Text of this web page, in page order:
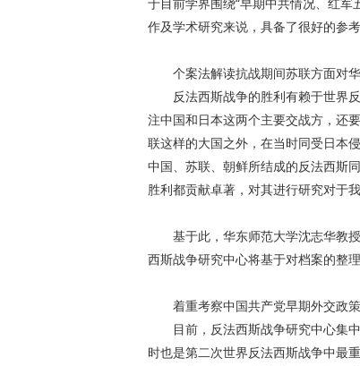
作及学术研究来说，具备了很好的参考
个案法解读抗战期间苏联方面对
反法西斯战争的胜利有赖于世界
注中国和日本这两个主要交战方，还
联这样的大国之外，在当时同受日本
中国、苏联、朝鲜所结成的反法西斯
胜利都贡献卓著，对其进行研究对于
基于此，华东师范大学沈志华教
西斯战争研究中心将基于对档案的整
着重考察中国共产党早期外交政
目前，反法西斯战争研究中心集
时也是第二次世界反法西斯战争中最